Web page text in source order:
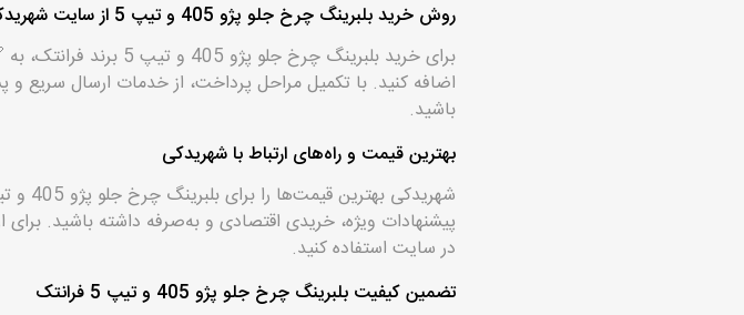
روش خرید بلبرینگ چرخ جلو پژو 405 و تیپ 5 از سایت شهریدکی
برای خرید بلبرینگ چرخ جلو پژو 405 و تیپ 5 برند فرانتک، به 🔗
اضافه کنید. با تکمیل مراحل پرداخت، از خدمات ارسال سریع
باشید.
بهترین قیمت و راه‌های ارتباط با شهریدکی
پیشنهادات ویژه، خریدی اقتصادی و به‌صرفه داشته باشید. برای
در سایت استفاده کنید.
تضمین کیفیت بلبرینگ چرخ جلو پژو 405 و تیپ 5 فرانتک